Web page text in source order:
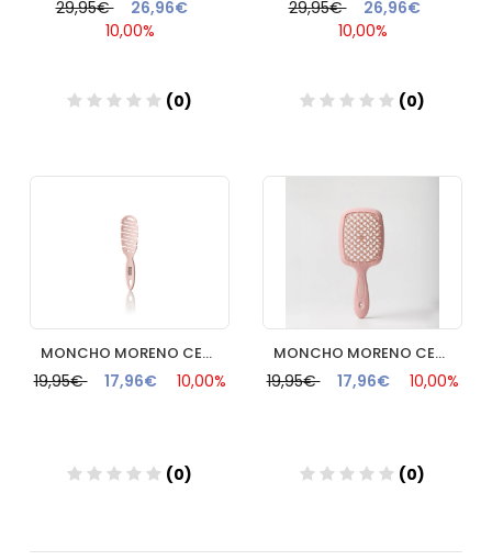
29,95€
26,96€
10,00%
(0)
29,95€
26,96€
10,00%
(0)
MONCHO MORENO CEPILLO MINI MAGIC BRUSH ROSA 3
19,95€ 17,96€ 10,00%
(0)
MONCHO MORENO CEPILLO UNRAVELLER ROSA
19,95€ 17,96€ 10,00%
(0)